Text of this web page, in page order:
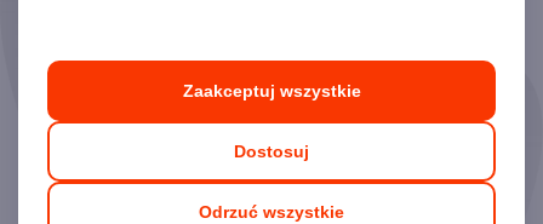
Odrzuć wszystkie
Dostosuj
Zaakceptuj wszystkie
Ekspertów
Chętnie odpowiemy na pytania i pomożemy dobrać
odpowiednie licencje.